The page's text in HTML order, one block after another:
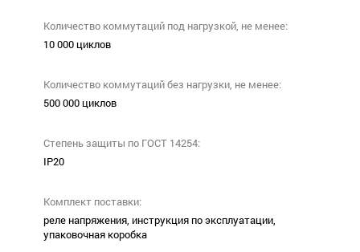
Количество коммутаций под нагрузкой, не менее:
10 000 циклов
Количество коммутаций без нагрузки, не менее:
500 000 циклов
Степень защиты по ГОСТ 14254:
IP20
Комплект поставки:
реле напряжения, инструкция по эксплуатации,
упаковочная коробка